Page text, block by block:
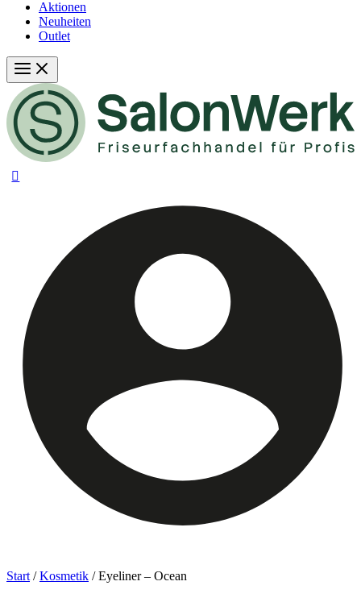
Aktionen
Neuheiten
Outlet
Start /Kosmetik / Eyeliner – Ocean